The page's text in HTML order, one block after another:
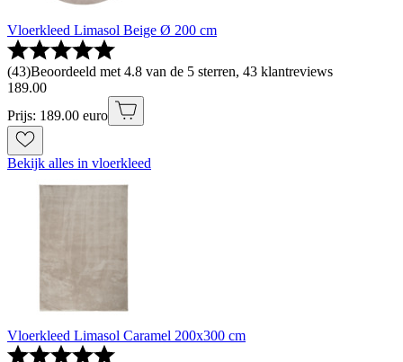
Vloerkleed Limasol Beige Ø 200 cm
(43)Beoordeeld met 4.8 van de 5 sterren, 43 klantreviews
189.00
Prijs: 189.00 euro
Bekijk alles in vloerkleed
Vloerkleed Limasol Caramel 200x300 cm